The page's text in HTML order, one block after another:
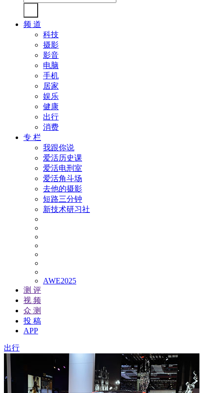
频 道
科技
摄影
影音
电脑
手机
居家
娱乐
健康
出行
消费
专 栏
我跟你说
爱活历史课
爱活电刑室
爱活角斗场
去他的摄影
短路三分钟
新技术研习社
AWE2025
测 评
视 频
众 测
投 稿
APP
出行